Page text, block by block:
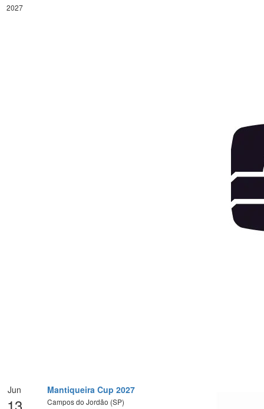
2027
Jun Mantiqueira Cup 2027
Campos do Jordão (SP)